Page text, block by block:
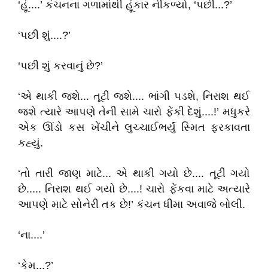
‘હૂં....’ કંચનના ગળામાંથી હૂંકાર નીકળ્યો, ‘પછી...?’
‘પછી શું....?’
‘પછી શું કરવાનું છે?’
‘એ થાકી જશે... તૂટી જશે.... ભાંગી પડશે, નિરાશ થઈ
જશે ત્યારે આપણે તેની સામે ચારો ફેંકી દેશું....!’ મધુકરે
એક ઊંડો કસ ખેંચીને લુચ્ચાઈભર્યું સ્મિત ફરકાવતા
કહ્યું.
‘તો તારી જાણ માટે... એ થાકી ગયો છે.... તૂટી ગયો
છે..... નિરાશ થઈ ગયો છે....! ચારો ફેંકવા માટે અત્યારે
આપણે માટે સોનેરી તક છે!’ કંચન ધીમા અવાજે બોલી.
‘ના....’
‘કેમ...?’